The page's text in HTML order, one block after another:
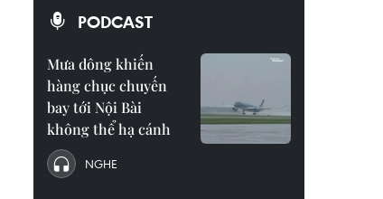
PODCAST
Mưa dông khiến
hàng chục chuyến
bay tới Nội Bài
không thể hạ cánh
NGHE